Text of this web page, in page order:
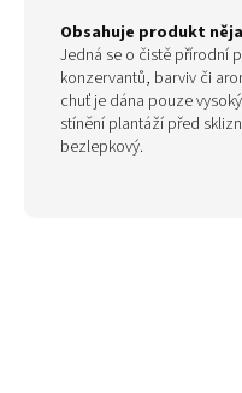
Obsahuje produkt
Jedná se o čistě přírodní
konzervantů, barviv či
chuť je dána pouze
stínění plantáží před
bezlepkový.